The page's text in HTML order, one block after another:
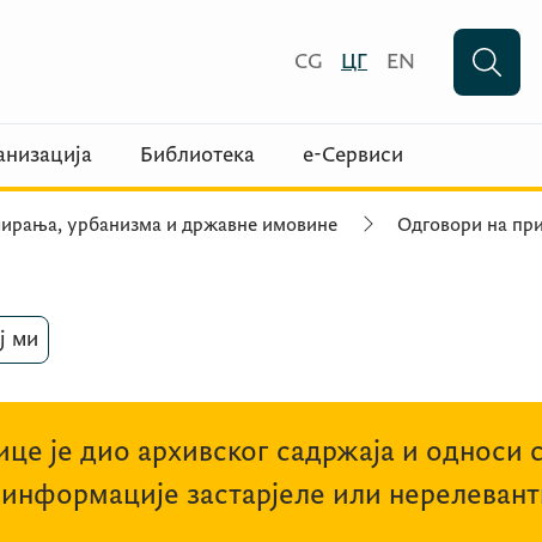
CG ЦГ EN
Библиотека е-Сервиси
урбанизма и државне имовине Одговори на
ми
је дио архивског садржаја и односи
застарјеле или